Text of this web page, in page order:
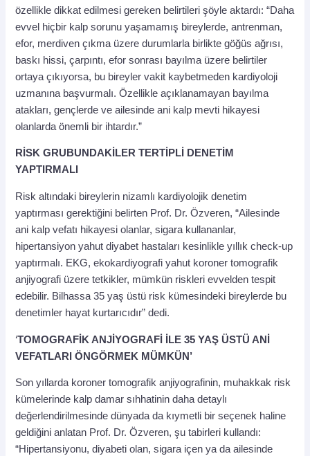
özellikle dikkat edilmesi gereken belirtileri şöyle aktardı: “Daha
evvel hiçbir kalp sorunu yaşamamış bireylerde, antrenman,
efor, merdiven çıkma üzere durumlarla birlikte göğüs ağrısı,
baskı hissi, çarpıntı, efor sonrası bayılma üzere belirtiler
ortaya çıkıyorsa, bu bireyler vakit kaybetmeden kardiyoloji
uzmanına başvurmalı. Özellikle açıklanamayan bayılma
atakları, gençlerde ve ailesinde ani kalp mevti hikayesi
olanlarda önemli bir ihtardır.”
RİSK GRUBUNDAKİLER TERTİPLİ DENETİM
YAPTIRMALI
Risk altındaki bireylerin nizamlı kardiyolojik denetim
yaptırması gerektiğini belirten Prof. Dr. Özveren, “Ailesinde
ani kalp vefatı hikayesi olanlar, sigara kullananlar,
hipertansiyon yahut diyabet hastaları kesinlikle yıllık check-up
yaptırmalı. EKG, ekokardiyografi yahut koroner tomografik
anjiyografi üzere tetkikler, mümkün riskleri evvelden tespit
edebilir. Bilhassa 35 yaş üstü risk kümesindeki bireylerde bu
denetimler hayat kurtarıcıdır” dedi.
‘TOMOGRAFİK ANJİYOGRAFİ İLE 35 YAŞ ÜSTÜ ANİ
VEFATLARI ÖNGÖRMEK MÜMKÜN’
Son yıllarda koroner tomografik anjiyografinin, muhakkak risk
kümelerinde kalp damar sıhhatinin daha detaylı
değerlendirilmesinde dünyada da kıymetli bir seçenek haline
geldiğini anlatan Prof. Dr. Özveren, şu tabirleri kullandı:
“Hipertansiyonu, diyabeti olan, sigara içen ya da ailesinde